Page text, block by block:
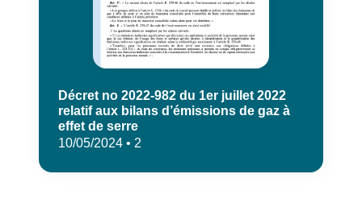
Décret no 2022-982 du 1er juillet 2022
relatif aux bilans d’émissions de gaz à
effet de serre
10/05/2024 • 2